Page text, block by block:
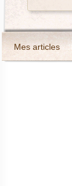
Mes articles